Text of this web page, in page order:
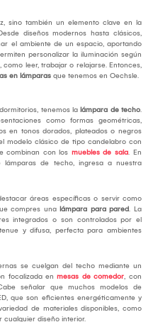
sino también un elemento clave en la
diseños modernos hasta clásicos,
el ambiente de un espacio, aportando
personalizar la iluminación según
leer, trabajar o relajarse. Entonces,
en lámparas que tenemos en Oechsle.
tenemos la lámpara de techo.
como formas geométricas,
en tonos dorados, plateados o negros
modelo clásico de tipo candelabro con
combinan con los muebles de sala. En
de techo, ingresa a nuestra
áreas específicas o servir como
compres una lámpara para pared. La
integrados o son controlados por el
y difusa, perfecta para ambientes
se cuelgan del techo mediante un
focalizada en mesas de comedor, con
señalar que muchos modelos de
que son eficientes energéticamente y
de materiales disponibles, como
cualquier diseño interior.